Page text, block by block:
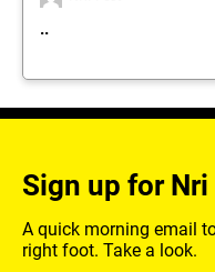
..
Sign up for
A quick morning email
right foot. Take a look.